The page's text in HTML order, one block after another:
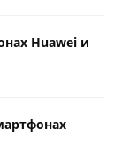
Huawei и